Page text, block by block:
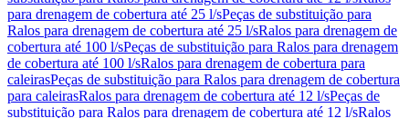
para drenagem de cobertura até 25 l/sPeças de substituição para
Ralos para drenagem de cobertura até 25 l/sRalos para drenagem de
cobertura até 100 l/sPeças de substituição para Ralos para drenagem
de cobertura até 100 l/sRalos para drenagem de cobertura para
caleirasPeças de substituição para Ralos para drenagem de cobertura
para caleirasRalos para drenagem de cobertura até 12 l/sPeças de
substituição para Ralos para drenagem de cobertura até 12 l/sRalos